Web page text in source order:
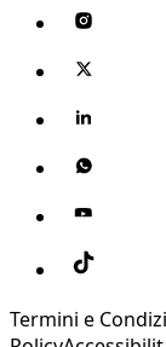
Termini e